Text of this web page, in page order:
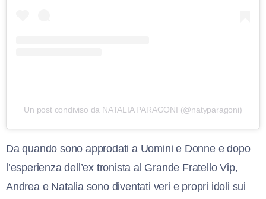
Un post condiviso da NATALIA PARAGONI (@natyparagoni)
Da quando sono approdati a Uomini e Donne e dopo
l’esperienza dell’ex tronista al Grande Fratello Vip,
Andrea e Natalia sono diventati veri e propri idoli sui